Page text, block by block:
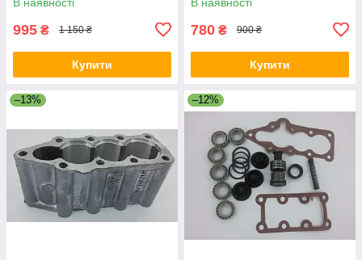
гумкою)
995 ₴ 1 150 ₴
Купити
780 ₴ 900 ₴
Купити
–13% –12%